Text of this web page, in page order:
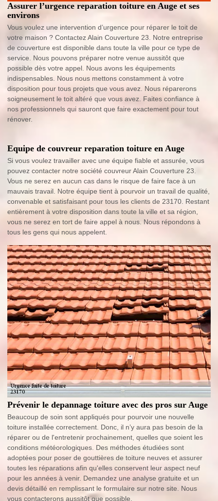
Assurer l’urgence reparation toiture en Auge et ses
environs
Vous voulez une intervention d’urgence pour réparer le toit de
votre maison ? Contactez Alain Couverture 23. Notre entreprise
de couverture est disponible dans toute la ville pour ce type de
service. Nous pouvons préparer notre venue aussitôt que
possible dès votre appel. Nous avons les équipements
indispensables. Nous nous mettons constamment à votre
disposition pour tous projets que vous avez. Nous réparerons
soigneusement le toit altéré que vous avez. Faites confiance à
nos professionnels qui sauront que faire exactement pour tout
rénover.
Equipe de couvreur reparation toiture en Auge
Si vous voulez travailler avec une équipe fiable et assurée, vous
pouvez contacter notre société couvreur Alain Couverture 23.
Vous ne serez en aucun cas dans le risque de faire face à un
mauvais travail. Notre équipe tient à pourvoir un travail de qualité,
convenable et satisfaisant pour tous les clients de 23170. Restant
entièrement à votre disposition dans toute la ville et sa région,
vous ne serez en tort de faire appel à nous. Nous répondons à
tous les gens qui nous appelent.
Prévenir le depannage toiture avec des pros sur Auge
Beaucoup de soin sont appliqués pour pourvoir une nouvelle
toiture installée correctement. Donc, il n’y aura pas besoin de la
réparer ou de l'entretenir prochainement, quelles que soient les
conditions météorologiques. Des méthodes étudiées sont
adoptées pour poser de gouttières de toiture neuves et assurer
toutes les réparations afin qu'elles conservent leur aspect neuf
pour les années à venir. Demandez une analyse gratuite et un
devis détaillé en remplissant le formulaire sur notre site. Nous
vous contacterons aussitôt que possible.